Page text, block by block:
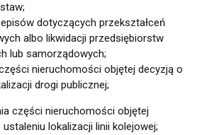
dotyczących przekształceń
albo likwidacji przedsiębiorstw
lub samorządowych;
nieruchomości objętej decyzją o
drogi publicznej;
części nieruchomości objętej
lokalizacji linii kolejowej;